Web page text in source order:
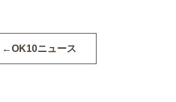
OK10ニュース